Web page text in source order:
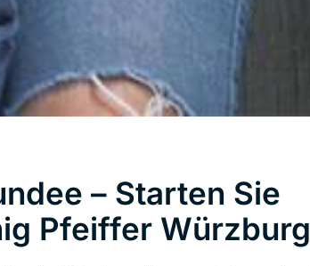
– Starten Sie
Pfeiffer Würzburg